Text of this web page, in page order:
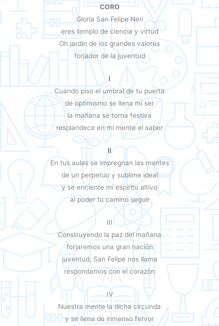
CORO
Gloria San Felipe Neri
eres templo de ciencia y virtud
Oh jardin de los grandes valores
forjador de la juventud
I
Cuando piso el umbral de tu puerta
de optimismo se llena mi ser
la mañana se torna festiva
resplandece en mi mente el saber
II
En tus aulas se impregnan las mentes
de un perpetuo y sublime ideal
y se enciente mi espiritu altivo
al poder tu camino seguir
III
Construyendo la paz del mañana
forjaremos una gran nación
juventud, San Felipe nos llama
respondamos con el corazón
IV
Nuestra mente la dicha circunda
y se llena de inmenso fervor